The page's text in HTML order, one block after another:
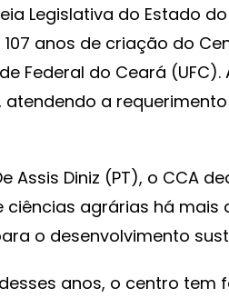
Legislativa do Estado
107 anos de criação do
Federal do Ceará
atendendo a
Assis Diniz (PT), o CCA
ciências agrárias há mais
o desenvolvimento
anos, o centro